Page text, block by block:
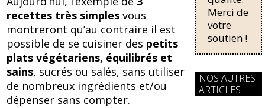
recettes très simples vous
montreront qu’au contraire il est
possible de se cuisiner des petits
plats végétariens, équilibrés et
sains, sucrés ou salés, sans utiliser
de nombreux ingrédients et/ou
dépenser sans compter.
Merci de
votre
soutien !
NOS AUTRES
ARTICLES